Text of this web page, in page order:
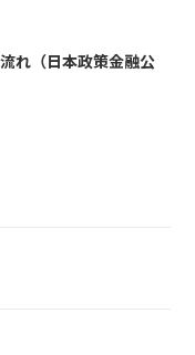
れ（日本政策金融公